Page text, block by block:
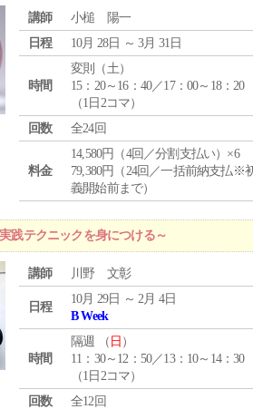
講師
小槌 陽一
日程
10月 28日 ～ 3月 31日
時間
変則（土）
15：20～16：40／17：00～18：20
（1日2コマ）
回数
全24回
料金
14,580円（4回／分割支払い）×6
79,380円（24回／一括前納支払※
義開始前まで）
践テクニックを身につける～
講師 川野 文彰
日程
10月 29日 ～ 2月 4日
B Week
時間
隔週 （ 日 ）
11：30～12：50／13：10～14：30
（1日2コマ）
回数
全12回